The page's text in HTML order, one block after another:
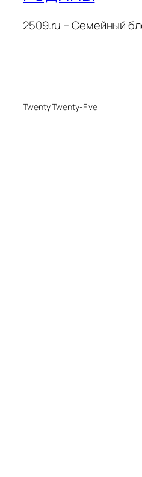
2509.ru – Семейный
Twenty Twenty-Five